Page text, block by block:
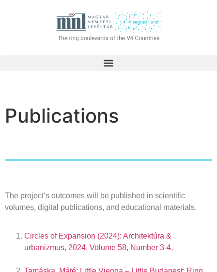
Publications
The project’s outcomes will be published in scientific
volumes, digital publications, and educational materials.
Circles of Expansion (2024): Architektúra &
urbanizmus, 2024, Volume 58, Number 3-4,